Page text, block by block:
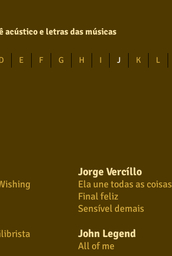
acústico e letras das músicas
E F G H I J K L
Jorge Vercíllo
Ela une todas as coisas
Final feliz
Sensível demais
John Legend
All of me